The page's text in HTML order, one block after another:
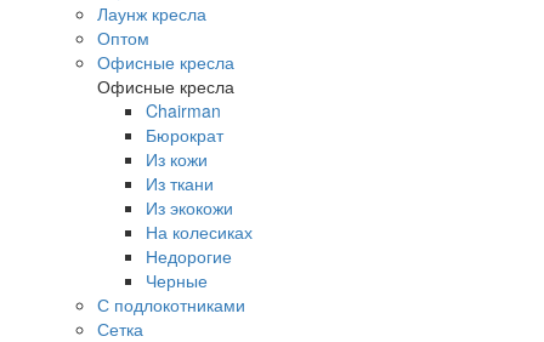
Лаунж кресла
Оптом
Офисные кресла
Офисные кресла
Chairman
Бюрократ
Из кожи
Из ткани
Из экокожи
На колесиках
Недорогие
Черные
С подлокотниками
Сетка